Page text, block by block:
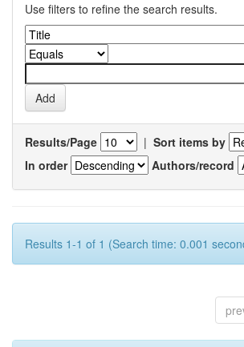
Use filters to refine the search results.
Results/Page | Sort items by
In order
Authors/record
Results 1-1 of 1 (Search time: 0.001